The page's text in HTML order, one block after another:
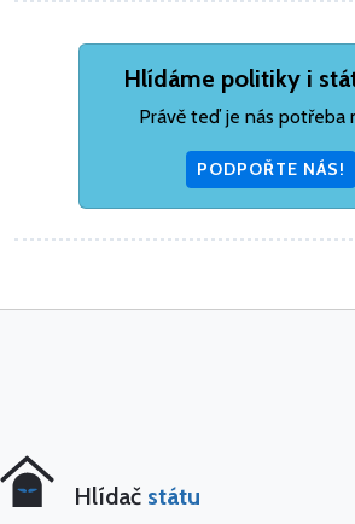
Hlídáme politiky i
Právě teď je nás potřeba
PODPOŘTE NÁS!
Hlídač státu